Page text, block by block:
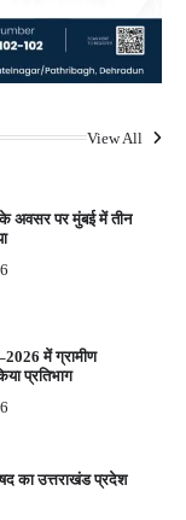
View All
के अवसर पर मुंबई में तीन
में ग्रामीण
प्रतिभाग
का उत्तराखंड प्रदेश